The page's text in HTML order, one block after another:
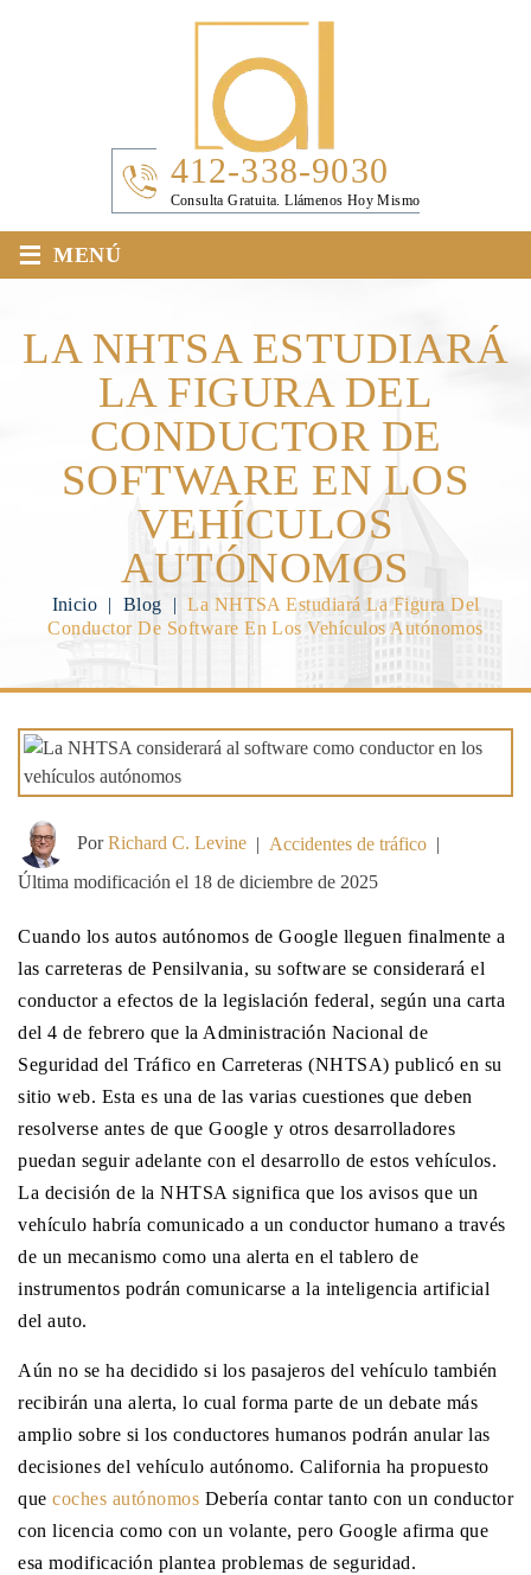
412-338-9030
Consulta Gratuita. Llámenos Hoy Mismo
≡ MENÚ
LA NHTSA ESTUDIARÁ
LA FIGURA DEL
CONDUCTOR DE
SOFTWARE EN LOS
VEHÍCULOS
AUTÓNOMOS
Inicio | Blog |La NHTSA Estudiará La Figura Del
Conductor De Software En Los Vehículos Autónomos
PorRichard C. Levine | Accidentes de tráfico |
Última modificación el 18 de diciembre de 2025
Cuando los autos autónomos de Google lleguen finalmente a
las carreteras de Pensilvania, su software se considerará el
conductor a efectos de la legislación federal, según una carta
del 4 de febrero que la Administración Nacional de
Seguridad del Tráfico en Carreteras (NHTSA) publicó en su
sitio web. Esta es una de las varias cuestiones que deben
resolverse antes de que Google y otros desarrolladores
puedan seguir adelante con el desarrollo de estos vehículos.
La decisión de la NHTSA significa que los avisos que un
vehículo habría comunicado a un conductor humano a través
de un mecanismo como una alerta en el tablero de
instrumentos podrán comunicarse a la inteligencia artificial
del auto.
Aún no se ha decidido si los pasajeros del vehículo también
recibirán una alerta, lo cual forma parte de un debate más
amplio sobre si los conductores humanos podrán anular las
decisiones del vehículo autónomo. California ha propuesto
que coches autónomos Debería contar tanto con un conductor
con licencia como con un volante, pero Google afirma que
esa modificación plantea problemas de seguridad.